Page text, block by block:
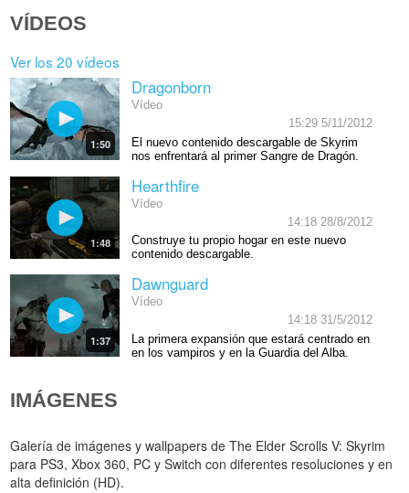
VÍDEOS
Ver los 20 vídeos
1:50
Dragonborn
Vídeo
15:29 5/11/2012
El nuevo contenido descargable de Skyrim
nos enfrentará al primer Sangre de Dragón.
1:48
Hearthfire
Vídeo
14:18 28/8/2012
Construye tu propio hogar en este nuevo
contenido descargable.
1:37
Dawnguard
Vídeo
14:18 31/5/2012
La primera expansión que estará centrado en
en los vampiros y en la Guardia del Alba.
IMÁGENES
Galería de imágenes y wallpapers de The Elder Scrolls V: Skyrim
para PS3, Xbox 360, PC y Switch con diferentes resoluciones y en
alta definición (HD).